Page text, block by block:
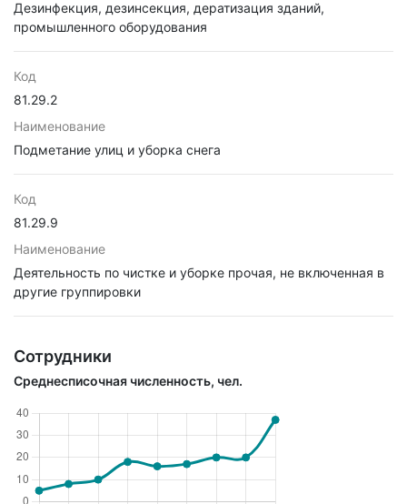
Дезинфекция, дезинсекция, дератизация зданий,
промышленного оборудования
Код
81.29.2
Наименование
Подметание улиц и уборка снега
Код
81.29.9
Наименование
Деятельность по чистке и уборке прочая, не включенная в
другие группировки
Сотрудники
Среднесписочная численность, чел.